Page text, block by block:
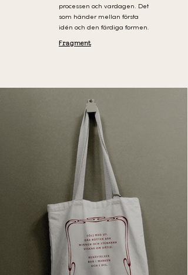
processen och vardagen. Det
som händer mellan första
idén och den färdiga formen.
Fragment